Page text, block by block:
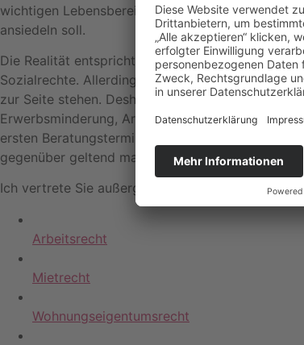
wichtigen Lebensbereichen einen
ansiedeln soll.
Die Realität entspricht leider oft nicht der
Sozialrechte. Allerdings kann ich Ihnen als
zur Seite stehen. Deshalb muss ich meine
Erwerbsminderung, Arbeitsunfälle, Feststellung
ersten Beratungstermin besprechen wir
gegenüber geltend machen können, suchen wir
Ich vertrete Sie außergerichtlich und vor allen
Arbeitsrecht
Mietrecht
Wohnungseigentumsrecht